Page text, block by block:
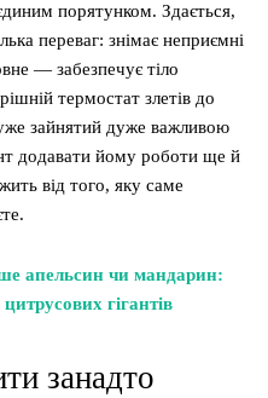
порятунком. Здається,
переваг: знімає неприємні
— забезпечує тіло
термостат злетів до
зайнятий дуже важливою
додавати йому роботи ще й
від того, яку саме
апельсин чи мандарин:
гігантів
занадто